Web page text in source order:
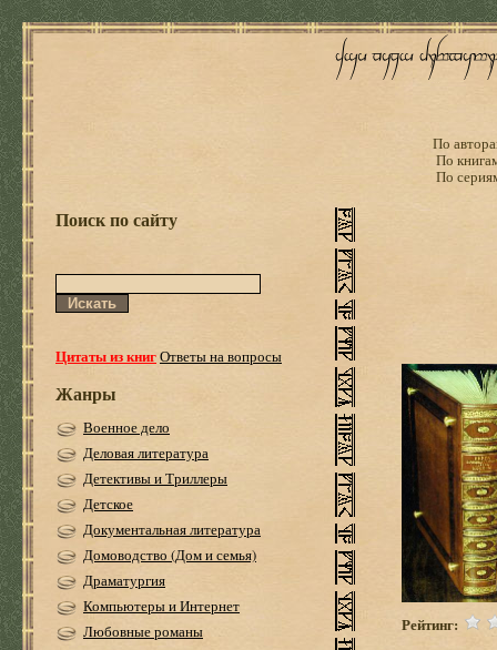
По
По
По
Поиск по сайту
Цитаты из книгОтветы на вопросы
Жанры
Военное дело
Деловая литература
Детективы и Триллеры
Детское
Документальная литература
Домоводство (Дом и семья)
Драматургия
Компьютеры и Интернет
Любовные романы
Рейтинг: